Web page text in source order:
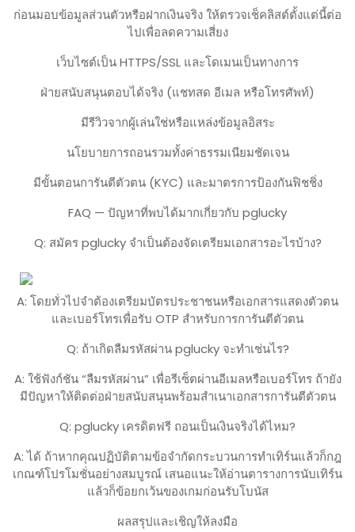
ก่อนมอบข้อมูลส่วนตัวหรือฝากเงินจริง ให้ตรวจเช็คลิสต์ตั้งแต่นี้ต่อ
ไปเพื่อลดความเสี่ยง
เว็บไซต์เป็น HTTPS/SSL และโดเมนเป็นทางการ
ฝ่ายสนับสนุนตอบได้จริง (แชทสด อีเมล หรือโทรศัพท์)
มีรีวิวจากผู้เล่นใช่หรือแหล่งข้อมูลอิสระ
นโยบายการถอนรวมทั้งค่าธรรมเนียมชัดเจน
มีขั้นตอนการันตีตัวตน (KYC) และมาตรการป้องกันฟิชชิ่ง
FAQ — ปัญหาที่พบได้มากเกี่ยวกับ pglucky
Q: สมัคร pglucky จำเป็นต้องจัดเตรียมเอกสารอะไรบ้าง?
A: โดยทั่วไปจำต้องเตรียมบัตรประชาชนหรือเอกสารแสดงตัวตน
และเบอร์โทรเพื่อรับ OTP สำหรับการการันตีตัวตน
Q: ถ้าเกิดลืมรหัสผ่าน pglucky จะทำเช่นไร?
A: ใช้ฟังก์ชัน “ลืมรหัสผ่าน” เพื่อรีเซ็ตผ่านอีเมลหรือเบอร์โทร ถ้ายัง
มีปัญหาให้ติดต่อฝ่ายสนับสนุนพร้อมสำเนาเอกสารการันตีตัวตน
Q: pglucky เครดิตฟรี ถอนเป็นเงินจริงได้ไหม?
A: ได้ ถ้าหากคุณปฏิบัติตามข้อจำกัดกระบวนการทำเทิร์นแล้วก็กฎ
เกณฑ์โปรโมชั่นอย่างสมบูรณ์ เสนอแนะให้อ่านตารางการนับเทิร์น
แล้วก็ข้อยกเว้นของเกมก่อนรับโบนัส
ผลสรุปและเชิญให้ลงมือ